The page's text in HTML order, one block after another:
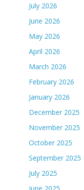
July 2026
June 2026
May 2026
April 2026
March 2026
February 2026
January 2026
December 2025
November 2025
October 2025
September 2025
July 2025
June 2025